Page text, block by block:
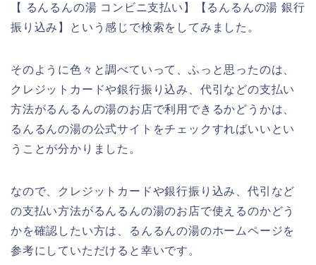
【 るんるんの湯 コンビニ支払い】【るんるんの湯 銀行
振り込み】という感じで検索をしてみました。
そのように色々と調べていって、ふっと思ったのは、
クレジットカードや銀行振り込み、代引などの支払い
方法がるんるんの湯のお店で利用できるかどうかは、
るんるんの湯の公式サイトをチェックすればいいとい
うことが分かりました。
なので、クレジットカードや銀行振り込み、代引など
の支払い方法がるんるんの湯のお店で使えるのかどう
かを確認したい方は、るんるんの湯のホームページを
参考にしていただけると幸いです。